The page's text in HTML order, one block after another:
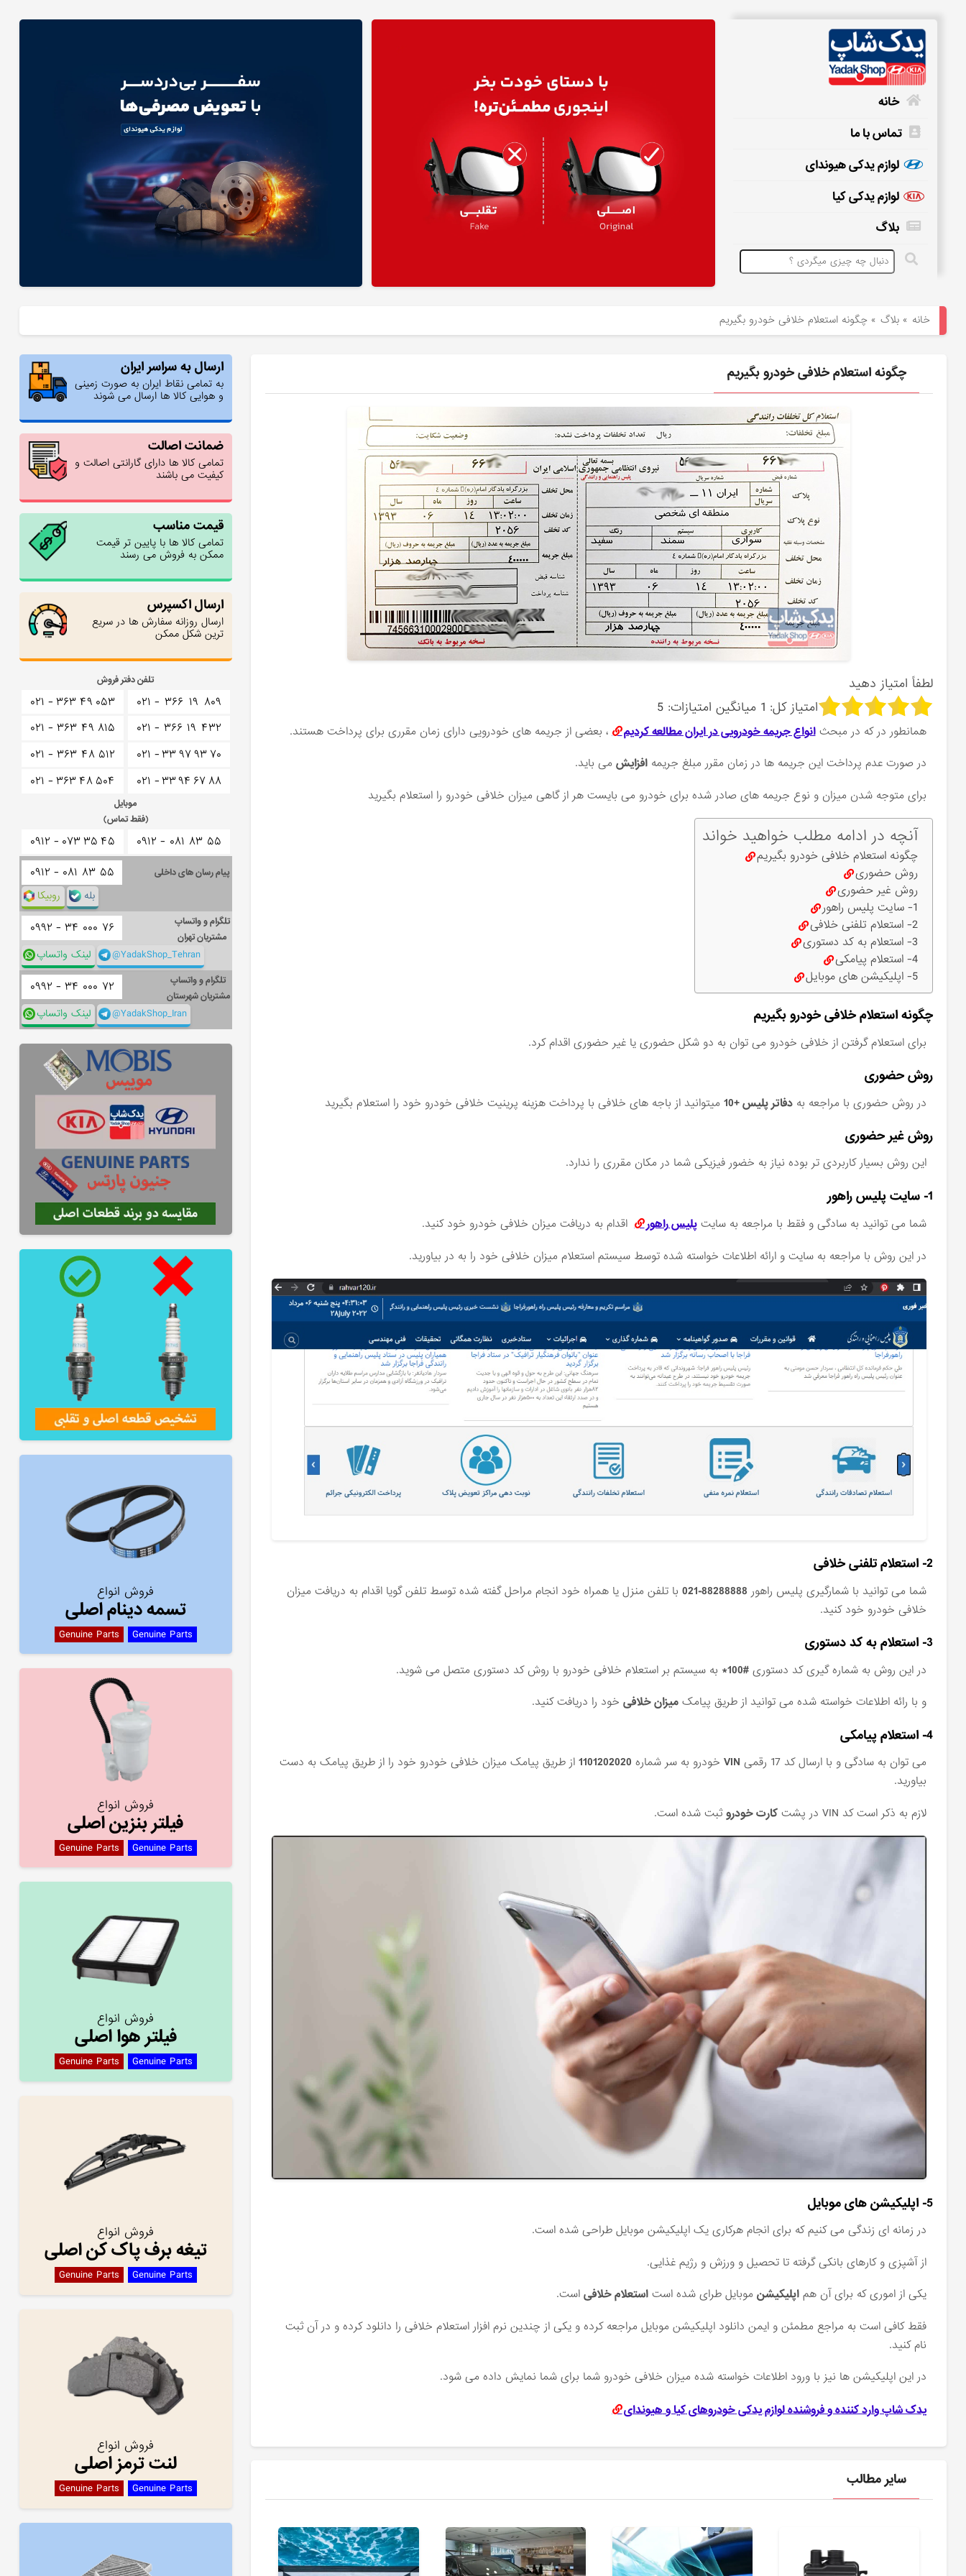
یدکی
هیوندای
خانه
تماس با ما
لوازم یدکی هیوندای
لوازم یدکی کیا
بلاگ
خانه »بلاگ » چگونه استعلام خلافی خودرو بگیریم
ارسال به سراسر ایران
به تمامی نقاط ایران به صورت زمینی
و هوایی کالا ها ارسال می شوند
ضمانت اصالت
تمامی کالا ها دارای گارانتی اصالت و
کیفیت می باشند
قیمت مناسب
تمامی کالا ها با پایین تر قیمت
ممکن به فروش می رسند
ارسال اکسپرس
ارسال روزانه سفارش ها در سریع
ترین شکل ممکن
تلفن دفتر فروش
۰۲۱ - ۳۶۶ ۱۹ ۸۰۹
۰۲۱ - ۳۶۶ ۱۹ ۴۳۲
۰۲۱ -۳۳۹۷۹۳ ۷۰
۰۲۱ -۳۳۹۴ ۶۷ ۸۸
۰۲۱ - ۳۶۳ ۴۹ ۰۵۳
۰۲۱ - ۳۶۳ ۴۹ ۸۱۵
۰۲۱ - ۳۶۳ ۴۸ ۵۱۲
۰۲۱ - ۳۶۳ ۴۸ ۵۰۴
موبایل
(فقط تماس)
۰۹۱۲ - ۰۸۱ ۸۳ ۵۵ ۰۹۱۲ - ۰۷۳۳۵ ۴۵
پیام رسان های داخلی ۰۹۱۲ - ۰۸۱ ۸۳ ۵۵
روبیکا بله
تلگرام و واتساپ
مشتریان تهران
۰۹۹۲ - ۳۴ ۰۰۰ ۷۶
لینک واتساپ @YadakShop_Tehran
تلگرام و واتساپ
مشتریان شهرستان
۰۹۹۲ - ۳۴ ۰۰۰ ۷۲
لینک واتساپ @YadakShop_Iran
فروش انواع
تسمه دینام اصلی
Genuine Parts Genuine Parts
فروش انواع
فیلتر بنزین اصلی
Genuine Parts Genuine Parts
فروش انواع
فیلتر هوا اصلی
Genuine Parts Genuine Parts
فروش انواع
تیغه برف پاک کن اصلی
Genuine Parts Genuine Parts
فروش انواع
لنت ترمز اصلی
Genuine Parts Genuine Parts
چگونه استعلام خلافی خودرو بگیریم
لطفاً امتیاز دهید
امتیاز کل: 1 میانگین امتیازات:5
همانطور در که در مبحثانواع جریمه خودرویی در ایران مطالعه کردیم
، بعضی از جریمه های خودرویی دارای زمان مقرری برای پرداخت هستند.
در صورت عدم پرداخت این جریمه ها در زمان مقرر مبلغ جریمهافزایش می باید.
برای متوجه شدن میزان و نوع جریمه های صادر شده برای خودرو می بایست هر از گاهی میزان خلافی خودرو را استعلام بگیرید
آنچه در ادامه مطلب خواهید خواند
چگونه استعلام خلافی خودرو بگیریم
روش حضوری
روش غیر حضوری
1- سایت پلیس راهور
2- استعلام تلفنی خلافی
3- استعلام به کد دستوری
4- استعلام پیامکی
5- اپلیکیشن های موبایل
چگونه استعلام خلافی خودرو بگیریم
برای استعلام گرفتن از خلافی خودرو می توان به دو شکل حضوری یا غیر حضوری اقدام کرد.
روش حضوری
در روش حضوری با مراجعه بهدفاتر پلیس +10 میتوانید از باجه های خلافی با پرداخت هزینه پرینیت خلافی خودرو خود را استعلام بگیرید
روش غیر حضوری
این روش بسیار کاربردی تر بوده نیاز به خضور فیزیکی شما در مکان مقرری را ندارد.
1- سایت پلیس راهور
شما می توانید به سادگی و فقط با مراجعه به سایتپلیس راهور
اقدام به دریافت میزان خلافی خودرو خود کنید.
در این روش با مراجعه به سایت و ارائه اطلاعات خواسته شده توسط سیستم استعلام میزان خلافی خود را به در بیاورید.
2- استعلام تلفنی خلافی
شما می توانید با شمارگیری پلیس راهور 88288888-021
با تلفن منزل یا همراه خود انجام مراحل گفته شده توسط تلفن گویا اقدام به دریافت میزان
خلافی خودرو خود کنید.
3- استعلام به کد دستوری
در این روش به شماره گیری کد دستوری#100*
به سیستم بر استعلام خلافی خودرو با روش کد دستوری متصل می شوید.
و با رائه اطلاعات خواسته شده می توانید از طریق پیامکمیزان خلافی خود را دریافت کنید.
4- استعلام پیامکی
می توان به سادگی و با ارسال کد 17 رقمی VIN خودرو به سر شماره 1101202020 از طریق پیامک میزان خلافی خودرو خود را از طریق پیامک به دست
بیاورید.
لازم به ذکر است کد VIN در پشت
کارت خودروثبت شده است.
5- اپلیکیشن های موبایل
در زمانه ای زندگی می کنیم که برای انجام هرکاری یک اپلیکیشن موبایل طراحی شده است.
از آشپزی و کارهای بانکی گرفته تا تحصیل و ورزش و رژیم غذایی.
یکی از اموری که برای آن هماپلیکیشن موبایل طرای شده استاستعلام خلافی است.
فقط کافی است به مراجع مطمئن و ایمن دانلود اپلیکیشن موبایل مراجعه کرده و یکی از چندین نرم افزار استعلام خلافی را دانلود کرده و در آن ثبت
نام کنید.
در این اپلیکیشن ها نیز با ورود اطلاعات خواسته شده میزان خلافی خودرو شما برای شما نمایش داده می شود.
یدک شاپ وارد کننده و فروشنده لوازم یدکیخودروهایکیا وهیوندای
سایر مطالب